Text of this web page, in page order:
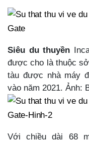
Siêu du thuyền
được cho là thuộc
tàu được nhà máy
vào năm 2021. Ảnh:
Với chiều dài 68